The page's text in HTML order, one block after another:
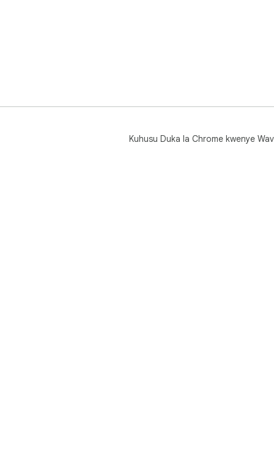
Kuhusu Duka la Chrome kwenye